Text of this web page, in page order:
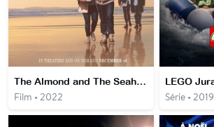
The Almond and The Seahorse
Film • 2022 Série • 2019